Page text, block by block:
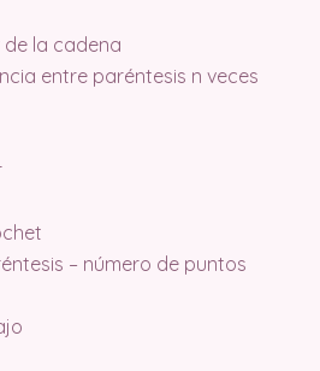
la cadena
entre paréntesis n veces
– número de puntos